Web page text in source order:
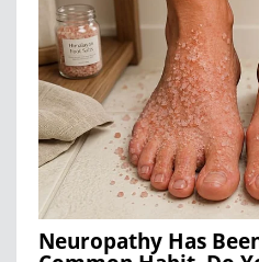
Neuropathy Has